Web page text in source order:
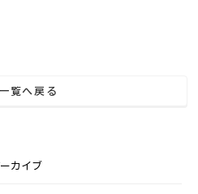
覧へ戻る
カイブ